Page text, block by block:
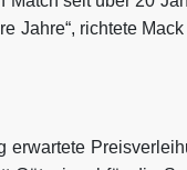
Jahre“, richtete
erwartete